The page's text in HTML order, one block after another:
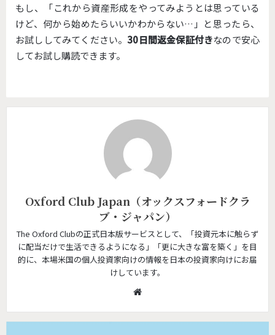
もし、「これから資産形成をやってみようとは思っている
けど、何から始めたらいいかわからない…」と思ったら、
お試ししてみてください。 30日間返金保証付きなので安心
してお試し購読できます。
Oxford Club Japan（オックスフォードクラ
ブ・ジャパン）
The Oxford Clubの正式日本版サービスとして、「投資元本に触らず
に配当だけで生活できるようになる」「更に大きな富を築く」を目
的に、本場米国の個人投資家向けの情報を日本の投資家向けにお届
けしています。
W
b